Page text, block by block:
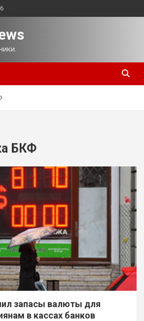
БКФ
запасы валюты для
в кассах банков